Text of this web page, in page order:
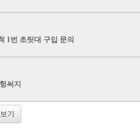
1번 초릿대 구입 문의
써지
기